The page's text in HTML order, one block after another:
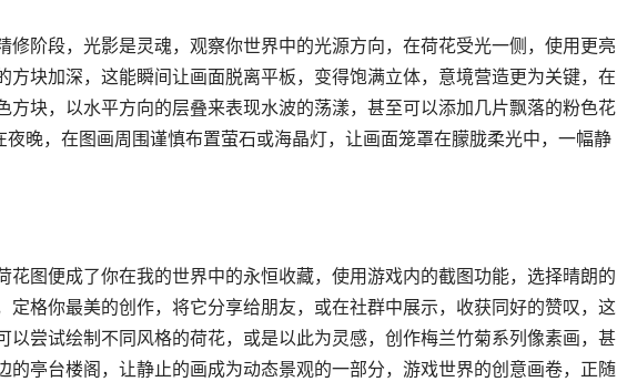
修阶段，光影是灵魂，观察你世界中的光源方向，在荷花受光一侧，使用更亮
方块加深，这能瞬间让画面脱离平板，变得饱满立体，意境营造更为关键，在
方块，以水平方向的层叠来表现水波的荡漾，甚至可以添加几片飘落的粉色花
夜晚，在图画周围谨慎布置萤石或海晶灯，让画面笼罩在朦胧柔光中，一幅静
花图便成了你在我的世界中的永恒收藏，使用游戏内的截图功能，选择晴朗的
定格你最美的创作，将它分享给朋友，或在社群中展示，收获同好的赞叹，这
以尝试绘制不同风格的荷花，或是以此为灵感，创作梅兰竹菊系列像素画，甚
的亭台楼阁，让静止的画成为动态景观的一部分，游戏世界的创意画卷，正随